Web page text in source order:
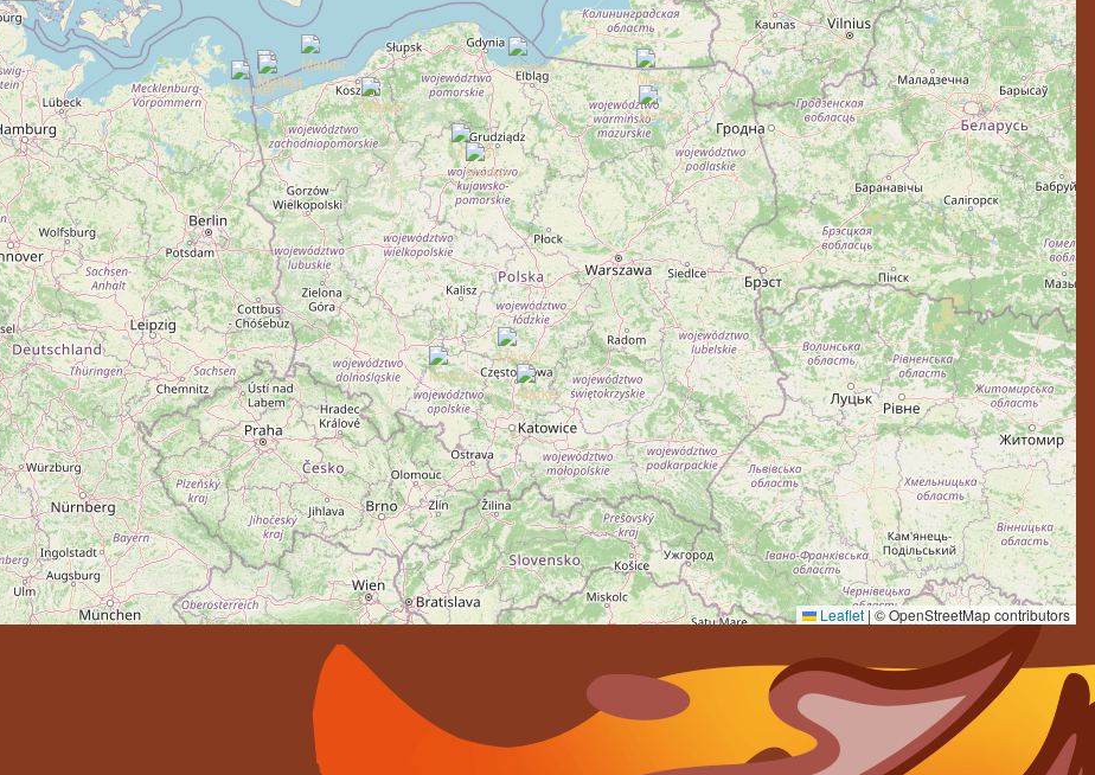
Leaflet|© OpenStreetMap contributors